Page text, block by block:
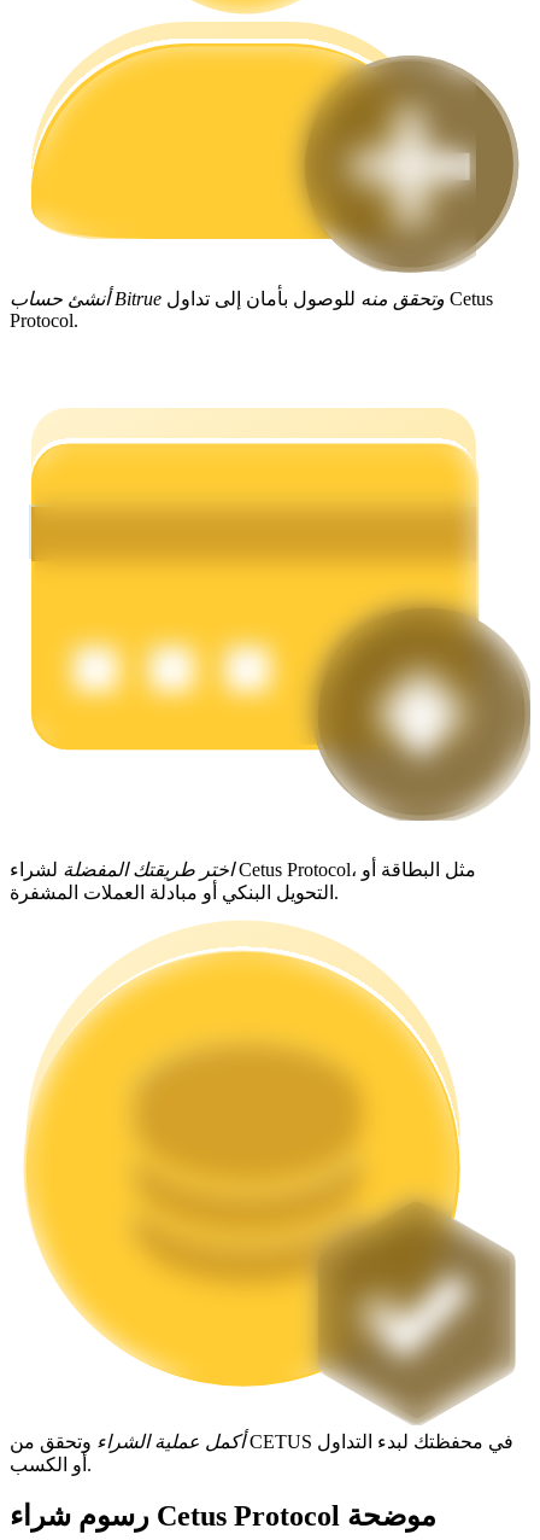
دليل المبتدئين للعقود الآجلة
استراتيجيات التداول
يكسب
الرهان المرن لكسب العملات الرقمية الشهيرة
أنشئ حساب Bitrue وتحقق منه للوصول بأمان إلى تداول Cetus
Protocol.
اختر طريقتك المفضلة لشراء Cetus Protocol، مثل البطاقة أو
التحويل البنكي أو مبادلة العملات المشفرة.
أكمل عملية الشراء وتحقق من CETUS في محفظتك لبدء التداول
أو الكسب.
رسوم شراء Cetus Protocol موضحة